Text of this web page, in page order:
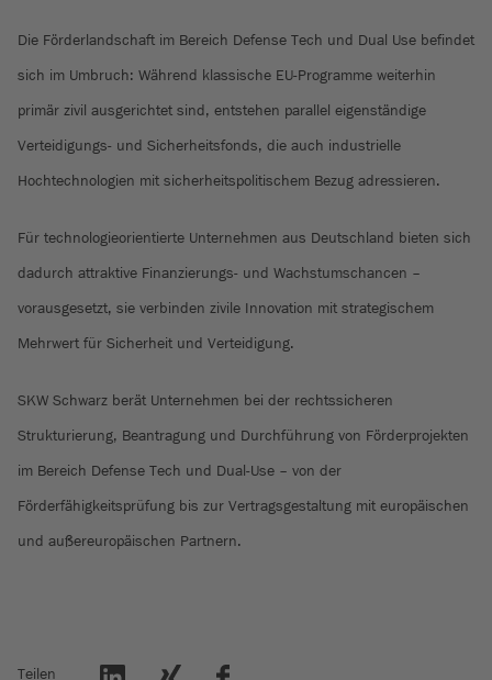
Die Förderlandschaft im Bereich Defense Tech und Dual Use befindet
sich im Umbruch: Während klassische EU-Programme weiterhin
primär zivil ausgerichtet sind, entstehen parallel eigenständige
Verteidigungs- und Sicherheitsfonds, die auch industrielle
Hochtechnologien mit sicherheitspolitischem Bezug adressieren.
Für technologieorientierte Unternehmen aus Deutschland bieten sich
dadurch attraktive Finanzierungs- und Wachstumschancen –
vorausgesetzt, sie verbinden zivile Innovation mit strategischem
Mehrwert für Sicherheit und Verteidigung.
SKW Schwarz berät Unternehmen bei der rechtssicheren
Strukturierung, Beantragung und Durchführung von Förderprojekten
im Bereich Defense Tech und Dual-Use – von der
Förderfähigkeitsprüfung bis zur Vertragsgestaltung mit europäischen
und außereuropäischen Partnern.
Teilen